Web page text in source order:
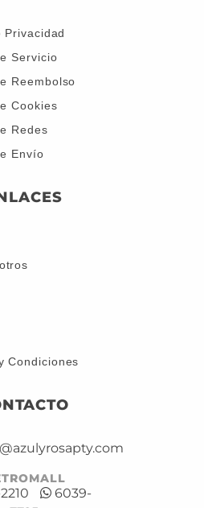
Privacidad
Servicio
Reembolso
Cookies
Redes
Envío
Condiciones
6039-